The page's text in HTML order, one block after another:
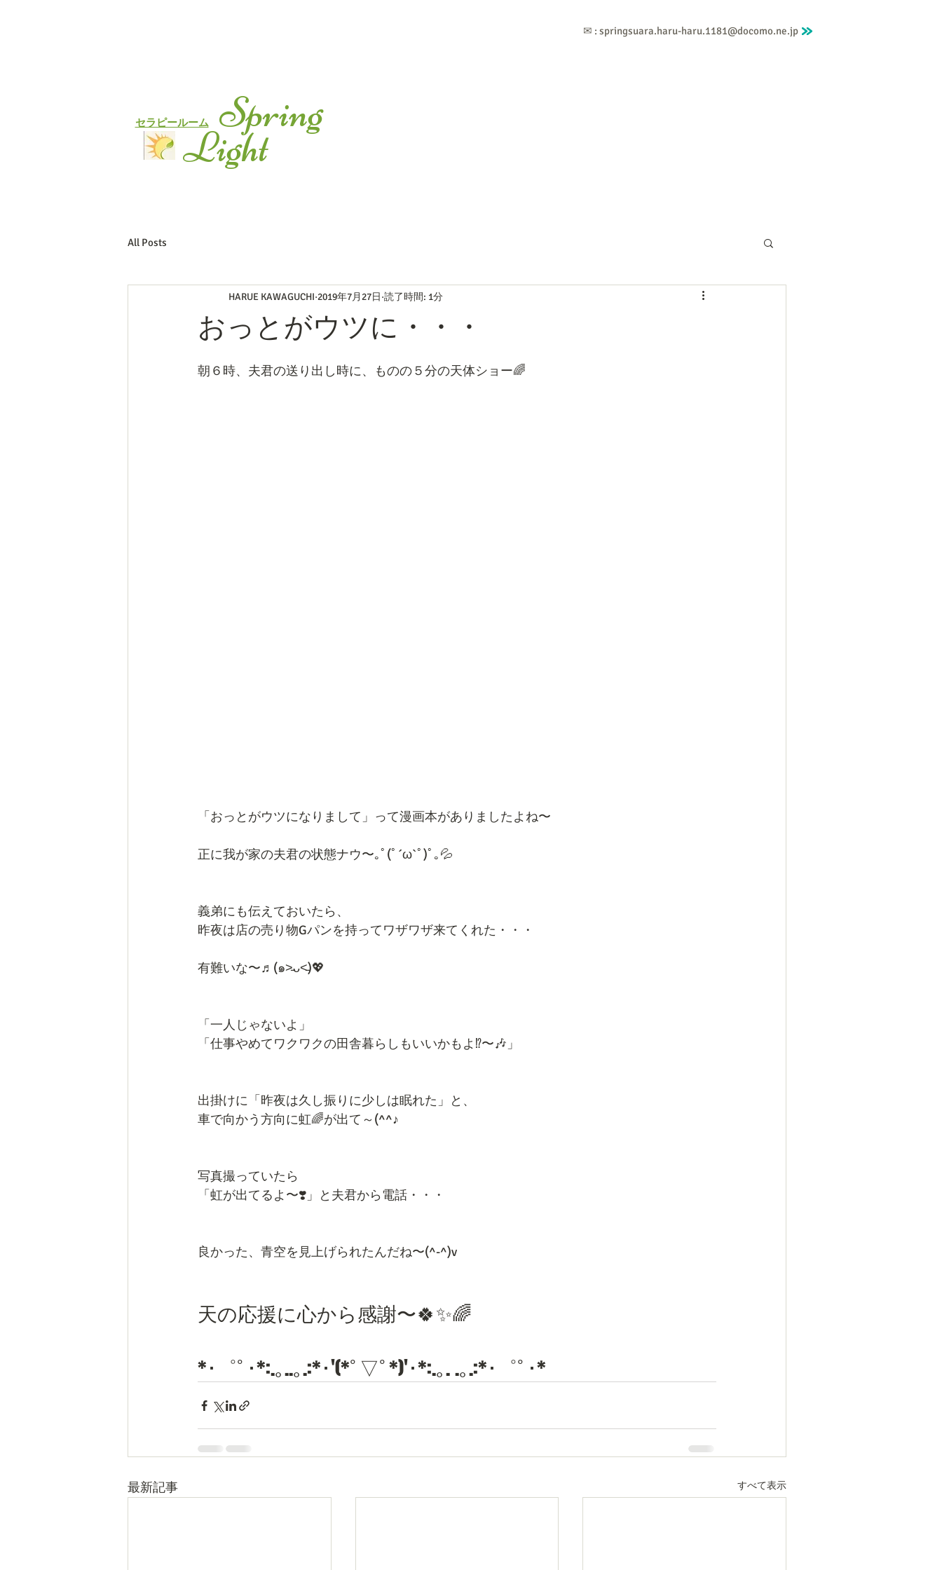
✉ : springsuara.haru-haru.1181@docomo.ne.jp
セラピールーム Spring
Light
All Posts
おっとがウツに・・・
HARUE KAWAGUCHI 2019年7月27日 読了時間: 1分
朝６時、夫君の送り出し時に、ものの５分の天体ショー🌈
「おっとがウツになりまして」って漫画本がありましたよね〜
正に我が家の夫君の状態ナウ〜｡ﾟ(ﾟ´ω`ﾟ)ﾟ｡💦
義弟にも伝えておいたら、
昨夜は店の売り物Gパンを持ってワザワザ来てくれた・・・
有難いな〜♬(๑˃̵ᴗ˂̵)💖
「一人じゃないよ」
「仕事やめてワクワクの田舎暮らしもいいかもよ⁉️〜🎶」
出掛けに「昨夜は久し振りに少しは眠れた」と、
車で向かう方向に虹🌈が出て～(^^♪
写真撮っていたら
「虹が出てるよ〜❣️」と夫君から電話・・・
良かった、青空を見上げられたんだね〜(^-^)v
天の応援に心から感謝〜🍀✨🌈
*･゜ﾟ･*:.｡..｡.:*･'(*ﾟ▽ﾟ*)'･*:.｡. .｡.:*･゜ﾟ･*
最新記事 すべて表示